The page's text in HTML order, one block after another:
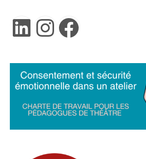
LinkedIn
Instagram
Facebook